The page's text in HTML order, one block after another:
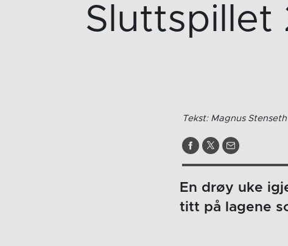
Sluttspillet
Tekst: Magnus Stenseth
En drøy uke
titt på lagene